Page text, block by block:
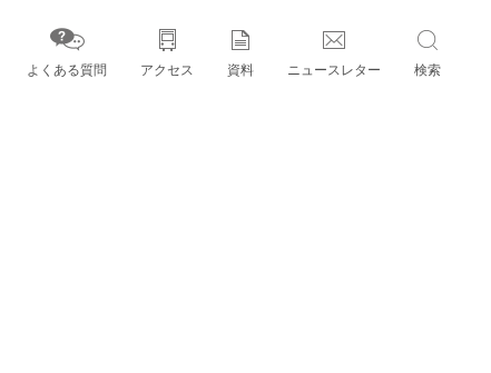
よくある質問 アクセス 資料 ニュースレター 検索